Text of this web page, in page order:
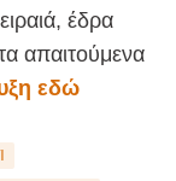
έδρα
απαιτούμενα
εδώ